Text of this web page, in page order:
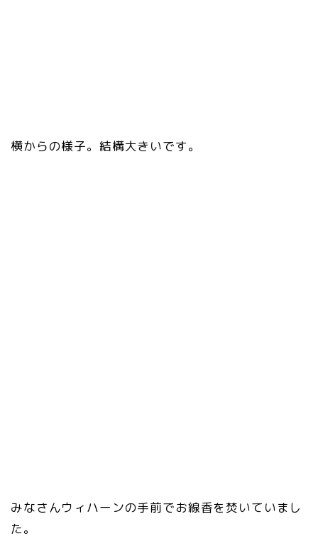
横からの様子。結構大きいです。
みなさんウィハーンの手前でお線香を焚いていまし
た。